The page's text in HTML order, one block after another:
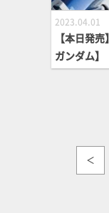
2023.04.01
【本日発
ガンダム】
＜